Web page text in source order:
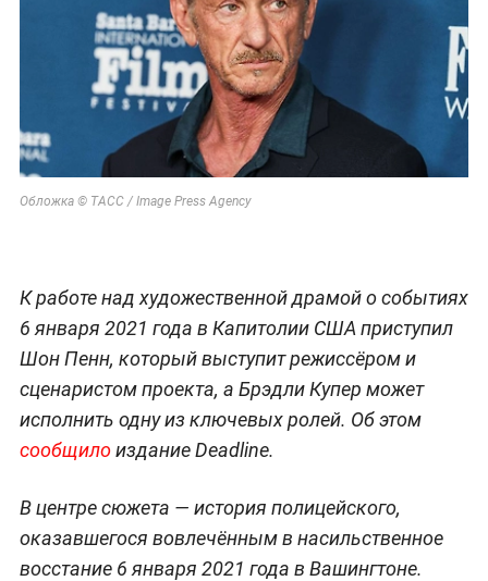
Обложка © ТАСС / Image Press Agency
К работе над художественной драмой о событиях
6 января 2021 года в Капитолии США приступил
Шон Пенн, который выступит режиссёром и
сценаристом проекта, а Брэдли Купер может
исполнить одну из ключевых ролей. Об этом
сообщилоиздание Deadline.
В центре сюжета — история полицейского,
оказавшегося вовлечённым в насильственное
восстание 6 января 2021 года в Вашингтоне.